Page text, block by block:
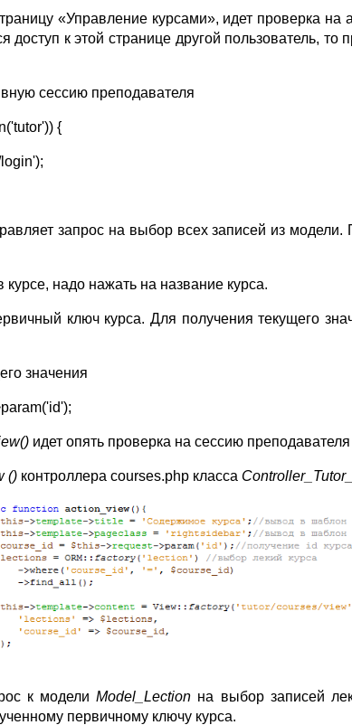
«Управление курсами», идет проверка на
доступ к этой странице другой пользователь,
сессию преподавателя
{
запрос на выбор всех записей из
надо нажать на название курса.
ключ курса. Для получения текущего
значения
идет опять проверка на сессию преподавателя
() контроллера courses.php класса
к моделиModel_Lection на выбор записей
первичному ключу курса.